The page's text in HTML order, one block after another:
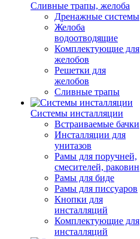
Сливные трапы, желоба
Дренажные системы
Желоба
водоотводящие
Комплектующие для
желобов
Решетки для
желобов
Сливные трапы
Системы инсталляции
Встраиваемые бачки
Инсталляции для
унитазов
Рамы для поручней,
смесителей, раковин
Рамы для биде
Рамы для писсуаров
Кнопки для
инсталляций
Комплектующие для
инсталляций